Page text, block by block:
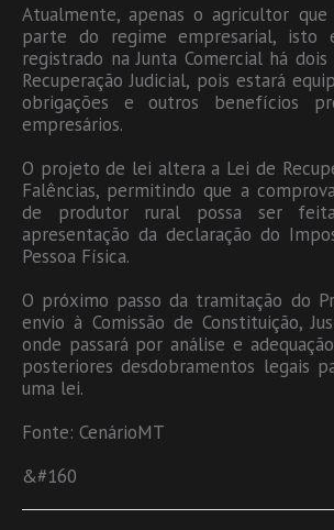
Atualmente, apenas o agricultor
parte do regime empresarial, isto
registrado na Junta Comercial há
Recuperação Judicial, pois estará
obrigações e outros benefícios
empresários.
O projeto de lei altera a Lei de
Falências, permitindo que a
de produtor rural possa ser
apresentação da declaração do
Pessoa Física.
O próximo passo da tramitação do
envio à Comissão de Constituição,
onde passará por análise e
posteriores desdobramentos legais
uma lei.
Fonte: CenárioMT
&#160